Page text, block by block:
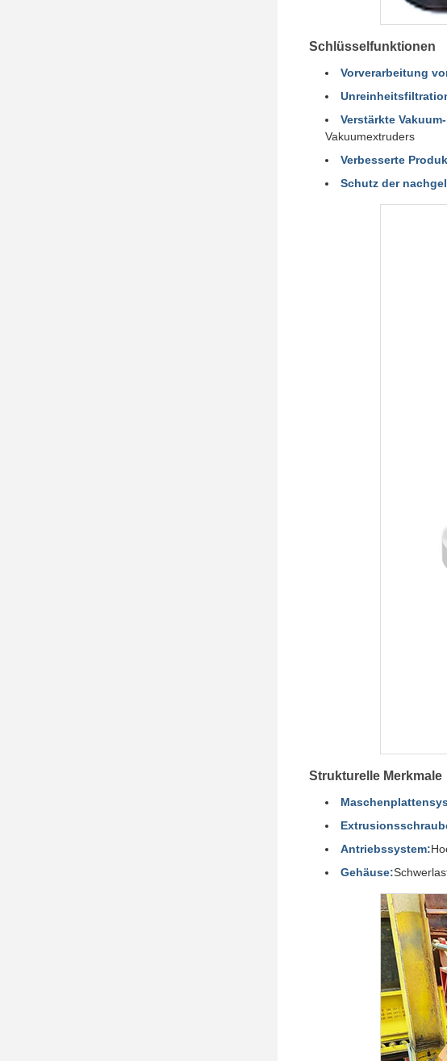
Schlüsselfunktionen
Vorverarbeitung
Verstärkte
Vakuumextruders
Verbesserte
Schutz der
Strukturelle Merkmale
Antriebssystem:
Gehäuse: